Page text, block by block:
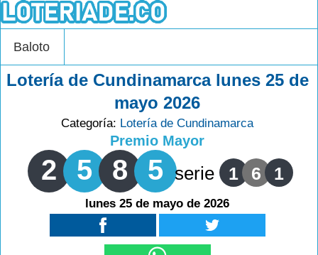
Baloto
Lotería de Cundinamarca lunes 25 de
mayo 2026
Categoría: Lotería de Cundinamarca
Premio Mayor
2 5 8 5 serie 1 6 1
lunes 25 de mayo de 2026